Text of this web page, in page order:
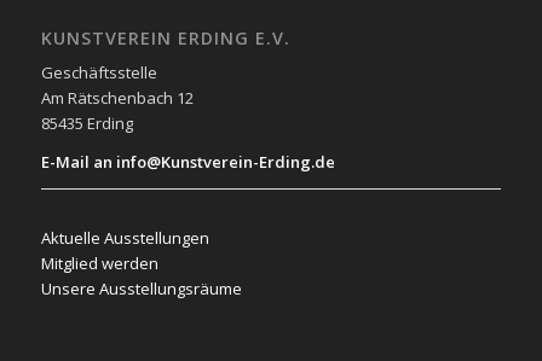
KUNSTVEREIN ERDING E.V.
Geschäftsstelle
Am Rätschenbach 12
85435 Erding
E-Mail an info@Kunstverein-Erding.de
Aktuelle Ausstellungen
Mitglied werden
Unsere Ausstellungsräume